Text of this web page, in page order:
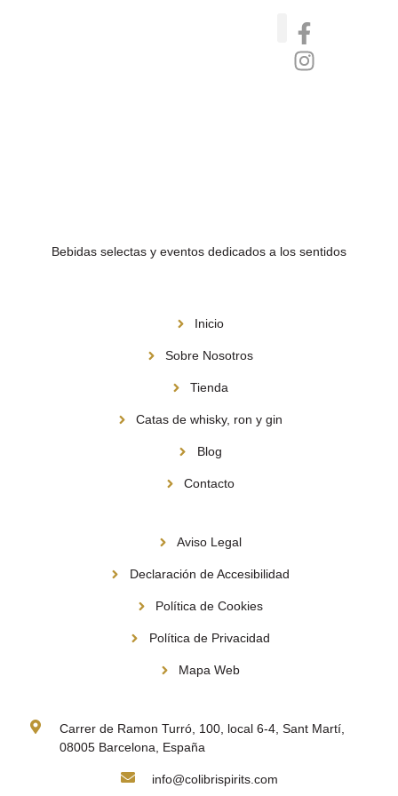
Bebidas selectas y eventos dedicados a los sentidos
Inicio
Sobre Nosotros
Tienda
Catas de whisky, ron y gin
Blog
Contacto
Aviso Legal
Declaración de Accesibilidad
Política de Cookies
Política de Privacidad
Mapa Web
Carrer de Ramon Turró, 100, local 6-4, Sant Martí,
08005 Barcelona, España
info@colibrispirits.com